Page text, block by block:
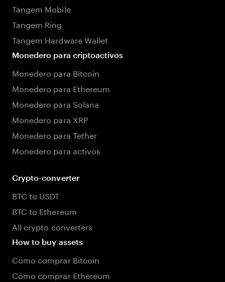
Tangem Mobile
Tangem Ring
Tangem Hardware Wallet
Monedero para criptoactivos
Monedero para Bitcoin
Monedero para Ethereum
Monedero para Solana
Monedero para XRP
Monedero para Tether
Monedero para activos
Crypto-converter
BTC to USDT
BTC to Ethereum
All crypto converters
How to buy assets
Cómo comprar Bitcoin
Cómo comprar Ethereum